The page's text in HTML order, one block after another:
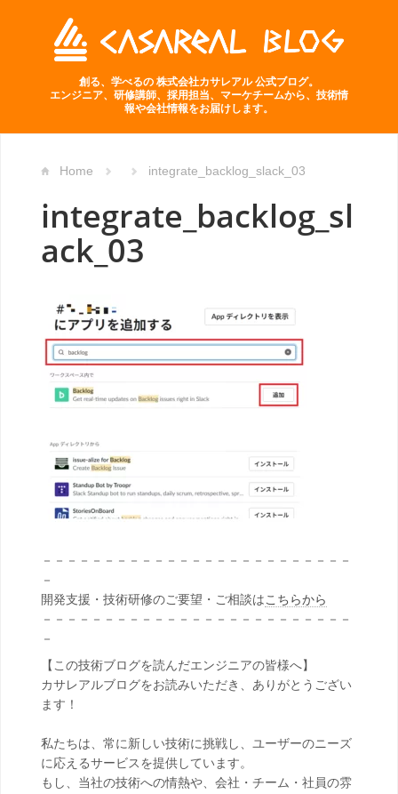
創る、学べるの 株式会社カサレアル 公式ブログ。
エンジニア、研修講師、採用担当、マーケチームから、技術情
報や会社情報をお届けします。
Home integrate_backlog_slack_03
integrate_backlog_sl
ack_03
－－－－－－－－－－－－－－－－－－－－－－－－－
－
開発支援・技術研修のご要望・ご相談はこちらから
－－－－－－－－－－－－－－－－－－－－－－－－－
－
【この技術ブログを読んだエンジニアの皆様へ】
カサレアルブログをお読みいただき、ありがとうござい
ます！
私たちは、常に新しい技術に挑戦し、ユーザーのニーズ
に応えるサービスを提供しています。
もし、当社の技術への情熱や、会社・チーム・社員の雰